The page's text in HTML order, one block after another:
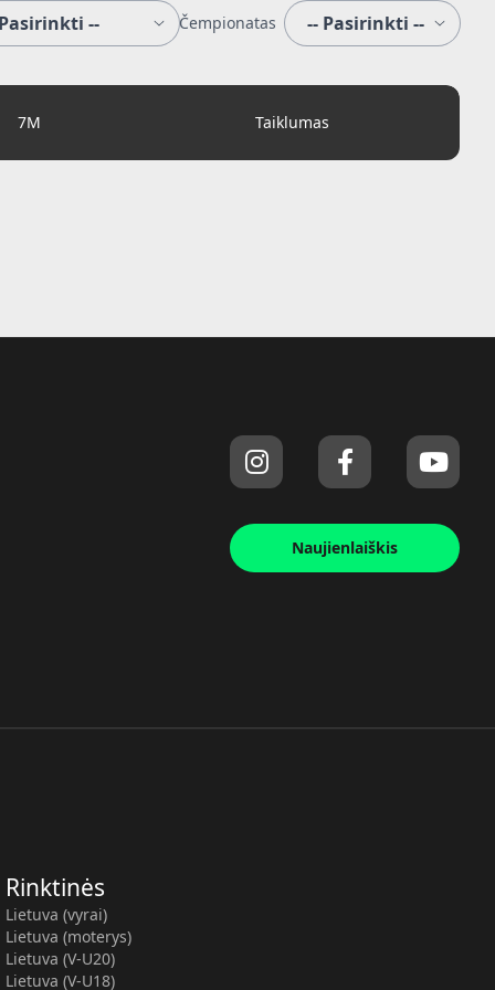
Čempionatas
7M Taiklumas
Naujienlaiškis
Rinktinės
Lietuva (vyrai)
Lietuva (moterys)
Lietuva (V-U20)
Lietuva (V-U18)